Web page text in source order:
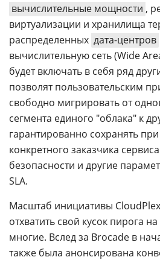
вычислительные мощности ,
виртуализации и хранилища
распределенных дата-центров
вычислительную сеть (Wide
будет включать в себя ряд
позволят пользовательским
свободно мигрировать от
сегмента единого "облака" к
гарантированно сохранять
конкретного заказчика
безопасности и другие
SLA.
Масштаб инициативы
отхватить свой кусок пирога
многие. Вслед за Brocade в
также была анонсирована